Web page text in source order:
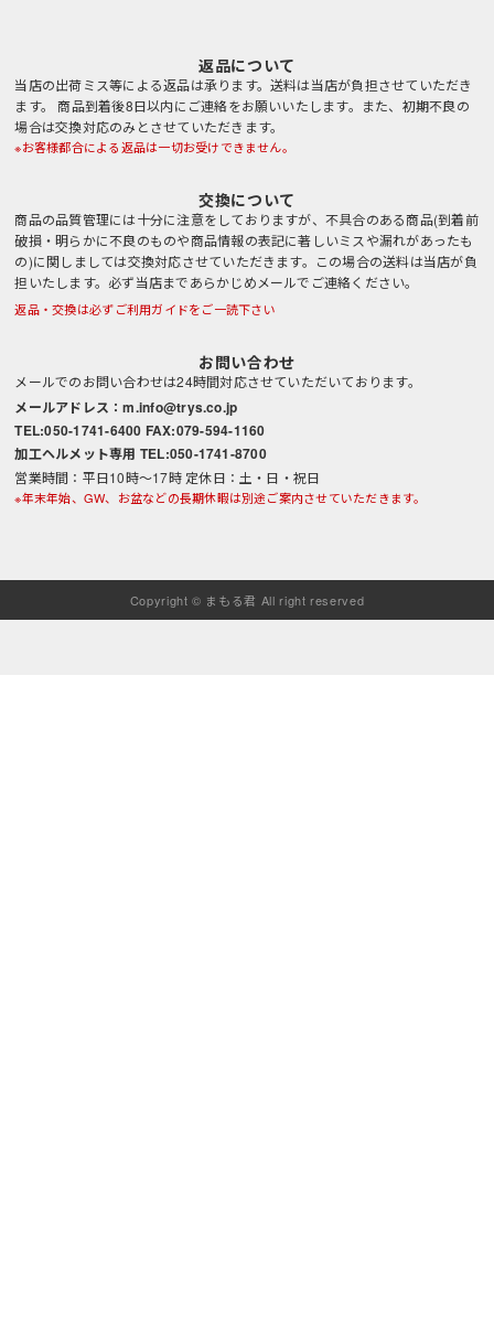
返品について
当店の出荷ミス等による返品は承ります。送料は当店が負担させていただき
ます。 商品到着後8日以内にご連絡をお願いいたします。また、初期不良の
場合は交換対応のみとさせていただきます。
※お客様都合による返品は一切お受けできません。
交換について
商品の品質管理には十分に注意をしておりますが、不具合のある商品(到着前
破損・明らかに不良のものや商品情報の表記に著しいミスや漏れがあったも
の)に関しましては交換対応させていただきます。この場合の送料は当店が負
担いたします。必ず当店まであらかじめメールでご連絡ください。
返品・交換は必ずご利用ガイドをご一読下さい
お問い合わせ
メールでのお問い合わせは24時間対応させていただいております。
メールアドレス：m.info@trys.co.jp
TEL:050-1741-6400 FAX:079-594-1160
加工ヘルメット専用 TEL:050-1741-8700
営業時間：平日10時～17時 定休日：土・日・祝日
※年末年始、GW、お盆などの長期休暇は別途ご案内させていただきます。
Copyright © まもる君 All right reserved